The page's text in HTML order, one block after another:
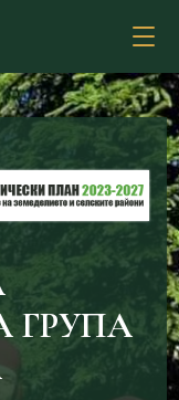
ГРУПА